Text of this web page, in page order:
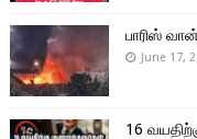
பாரிஸ்
June 17,
16